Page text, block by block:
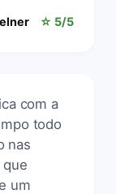
☆ 5/5
com a
todo
nas
que
um